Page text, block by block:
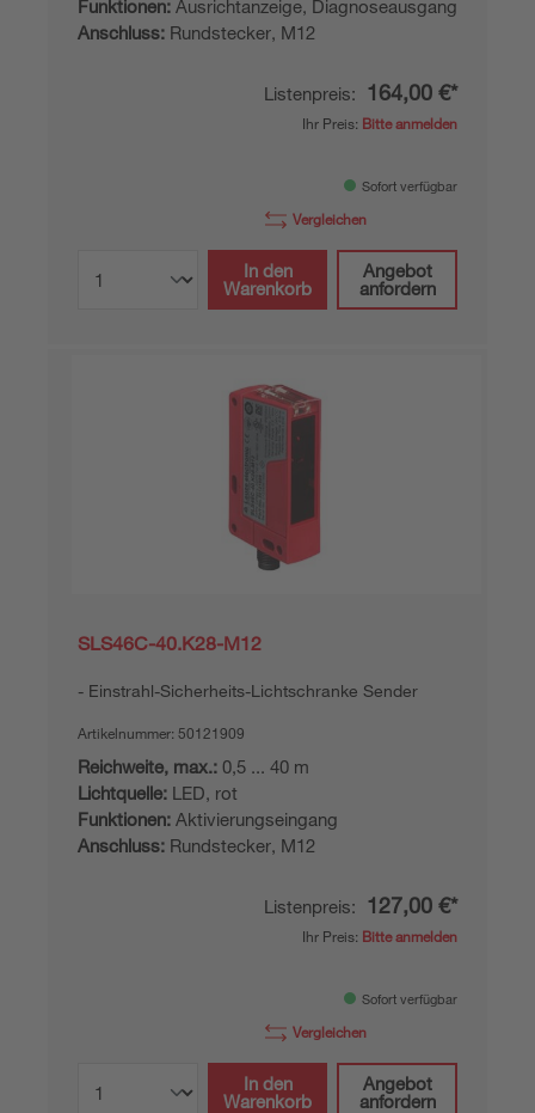
Funktionen: Ausrichtanzeige, Diagnoseausgang
Anschluss: Rundstecker, M12
Listenpreis: 164,00 €*
Ihr Preis: Bitte anmelden
Sofort verfügbar
Vergleichen
In den
Warenkorb
Angebot
anfordern
SLS46C-40.K28-M12
Einstrahl-Sicherheits-Lichtschranke Sender
Artikelnummer: 50121909
Reichweite, max.: 0,5 ... 40 m
Lichtquelle: LED, rot
Funktionen: Aktivierungseingang
Anschluss: Rundstecker, M12
Listenpreis: 127,00 €*
Ihr Preis: Bitte anmelden
Sofort verfügbar
Vergleichen
In den
Warenkorb
Angebot
anfordern